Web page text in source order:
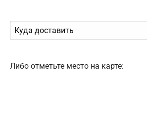
Либо отметьте место на карте: